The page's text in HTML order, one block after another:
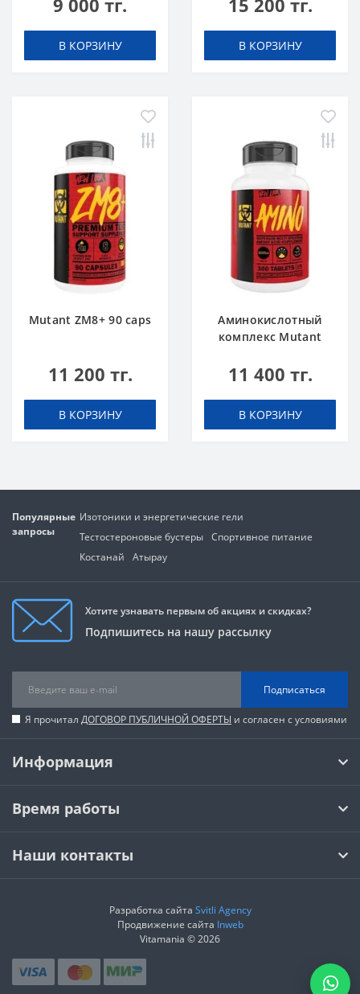
9 000 тг.
В КОРЗИНУ
15 200 тг.
В КОРЗИНУ
Mutant ZM8+ 90 caps
11 200 тг.
В КОРЗИНУ
Аминокислотный
комплекс Mutant
11 400 тг.
В КОРЗИНУ
Популярные
запросы
Изотоники и энергетические гели
Тестостероновые бустеры Спортивное питание
Костанай
Атырау
Хотите узнавать первым об акциях и скидках?
Подпишитесь на нашу рассылку
Подписаться
Я прочитал ДОГОВОР ПУБЛИЧНОЙ ОФЕРТЫ и согласен с условиями
Информация
Время работы
Наши контакты
Разработка сайта Svitli Agency
Продвижение сайта Inweb
Vitamania © 2026